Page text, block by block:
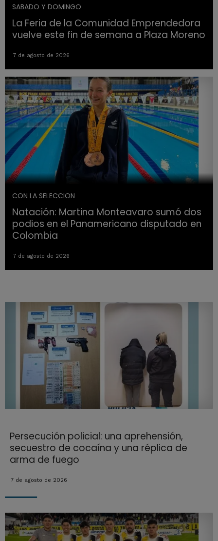
SABADO Y DOMINGO
La Feria de la Comunidad Emprendedora
vuelve este fin de semana a Plaza Moreno
7 de agosto de 2026
CON LA SELECCION
Natación: Martina Monteavaro sumó dos
podios en el Panamericano disputado en
Colombia
7 de agosto de 2026
Persecución policial: una aprehensión,
secuestro de cocaína y una réplica de
arma de fuego
7 de agosto de 2026